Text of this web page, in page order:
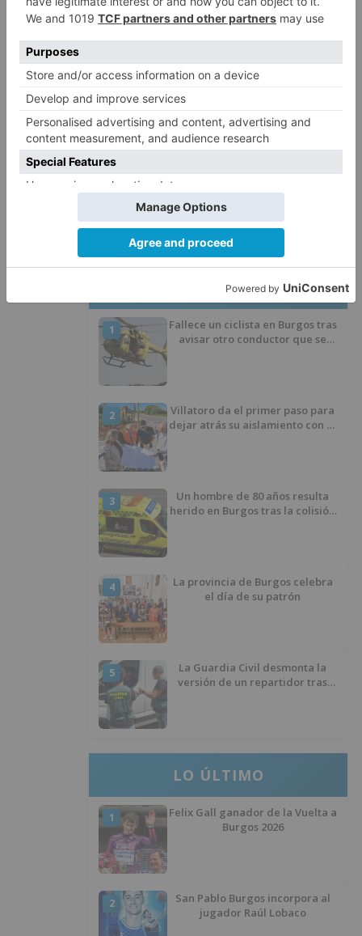
Ante dichas irregularidades se han
confeccionado diversas actas denuncia e
instruido diligencias por los ilícitos que, junto
con los moradores, han sido puestas a
disposición de los Juzgados de la capital.
disposición judicial
ilegalmente m suelo rústico
LO + VISTO
1
Fallece un ciclista en Burgos tras
avisar otro conductor que se
2
Villatoro da el primer paso para
dejar atrás su aislamiento con el
3
Un hombre de 80 años resulta
herido en Burgos tras la colisión
4
La provincia de Burgos celebra
el día de su patrón
5
La Guardia Civil desmonta la
versión de un repartidor tras
LO ÚLTIMO
1
Felix Gall ganador de la Vuelta a
Burgos 2026
2
San Pablo Burgos incorpora al
jugador Raúl Lobaco